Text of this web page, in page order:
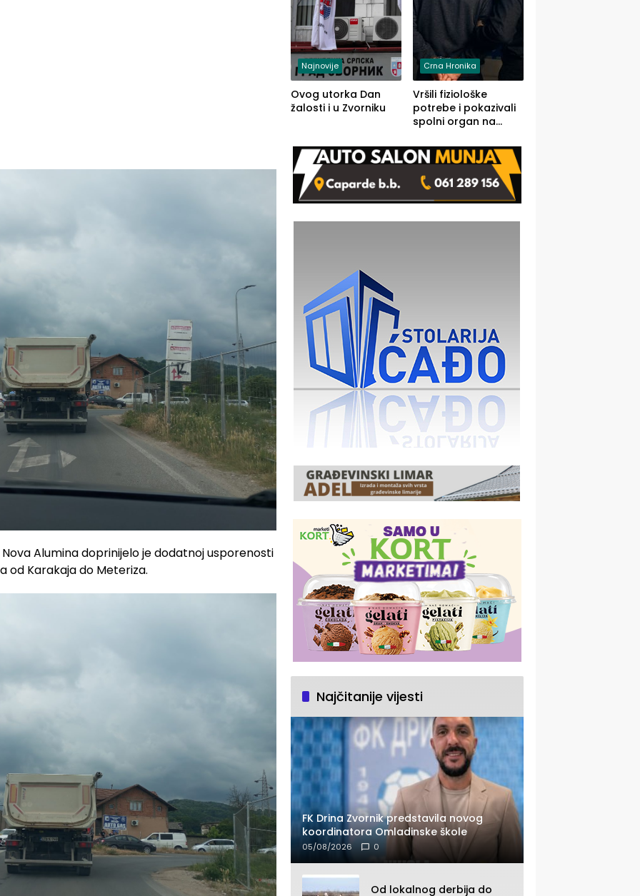
Alumina doprinijelo je dodatnoj usporenosti
od Karakaja do Meteriza.
Najnovije
Ovog utorka Dan
žalosti i u Zvorniku
Crna Hronika
Vršili fiziološke
potrebe i pokazivali
spolni organ na
uslijedile kazne
Najčitanije vijesti
FK Drina Zvornik predstavila novog
koordinatora Omladinske škole
05/08/2026 0
Od lokalnog derbija do